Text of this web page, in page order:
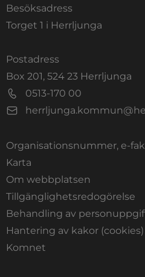
Besöksadress
Torget 1 i Herrljunga
Postadress
Box 201, 524 23 Herrljunga
0513-170 00
Organisationsnummer, e-
Karta
Om webbplatsen
Tillgänglighetsredogörelse
Behandling av
Hantering av kakor (cookies)
Komnet